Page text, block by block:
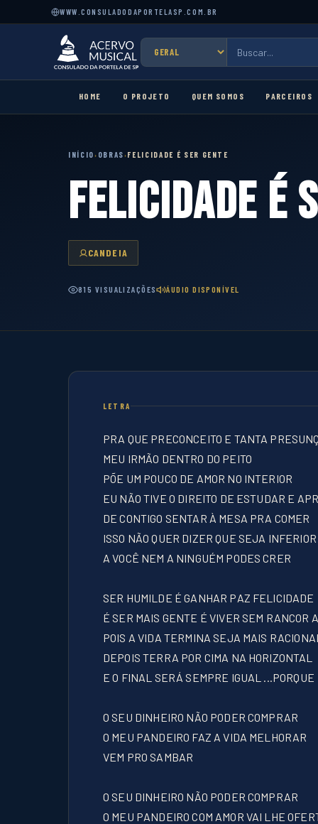
WWW.CONSULADODAPORTELASP.COM.BR
HOME O PROJETO QUEM SOMOS PARCEIROS
INÍCIO› OBRAS›FELICIDADE É SER GENTE
FELICIDADE É
CANDEIA
815 VISUALIZAÇÕES ÁUDIO DISPONÍVEL
LETRA
PRA QUE PRECONCEITO E TANTA
MEU IRMÃO DENTRO DO PEITO
PÕE UM POUCO DE AMOR NO INTERIOR
EU NÃO TIVE O DIREITO DE ESTUDAR E
DE CONTIGO SENTAR À MESA PRA COMER
ISSO NÃO QUER DIZER QUE SEJA INFERIOR
A VOCÊ NEM A NINGUÉM PODES CRER
SER HUMILDE É GANHAR PAZ FELICIDADE
É SER MAIS GENTE É VIVER SEM RANCOR
POIS A VIDA TERMINA SEJA MAIS RACIONAL
DEPOIS TERRA POR CIMA NA HORIZONTAL
E O FINAL SERÁ SEMPRE IGUAL ...PORQUE
O SEU DINHEIRO NÃO PODER COMPRAR
O MEU PANDEIRO FAZ A VIDA MELHORAR
VEM PRO SAMBAR
O SEU DINHEIRO NÃO PODER COMPRAR
O MEU PANDEIRO COM AMOR VAI LHE